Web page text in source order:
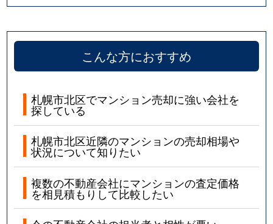
こんな方におすすめ
札幌市北区でマンション売却に強い会社を
探している
札幌市北区近隣のマンションの売却相場や
状況について知りたい
複数の不動産会社にマンションの査定価格
を相見積もりして比較したい